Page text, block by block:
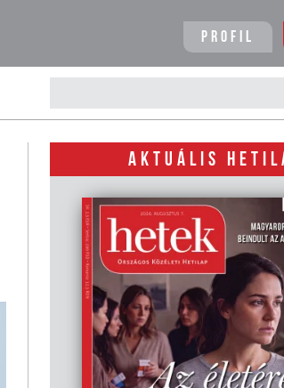
Profil
AKTUÁLIS